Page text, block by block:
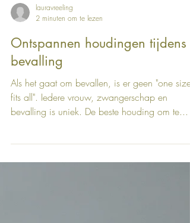
2 minuten om te lezen
Ontspannen houdingen tijdens
bevalling
Als het gaat om bevallen, is er geen "one size
fits all". Iedere vrouw, zwangerschap en